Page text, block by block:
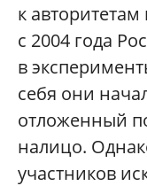
к
с 2004 года
в
себя они
отложенный
налицо.
участников